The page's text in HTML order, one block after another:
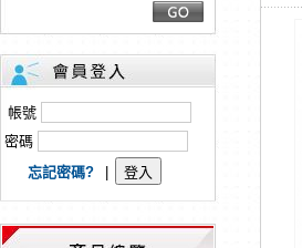
茲因國際情勢變化石油及塑化原物料波動漲
本網站免費註冊，所標示的商品單價皆為“未稅
HP、EPSON、CANON原廠耗材價格浮動，
本網站免費註冊，所標示的商品單價皆為“未
匯款客戶請注意！因商品繁複來不及發現短缺
本網站免費註冊，所標示的商品單價皆為“未
帳號
密碼
忘記密碼?